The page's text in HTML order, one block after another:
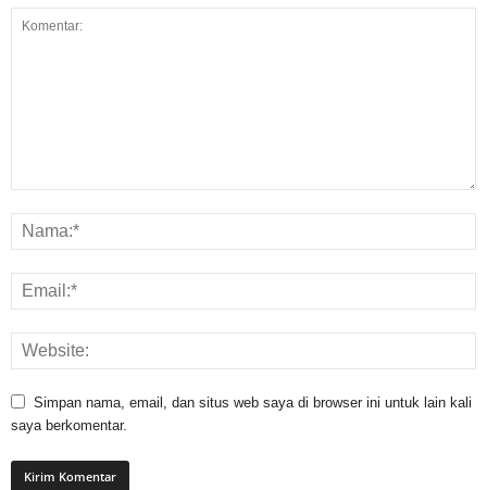
Simpan nama, email, dan situs web saya di browser ini untuk lain kali
saya berkomentar.